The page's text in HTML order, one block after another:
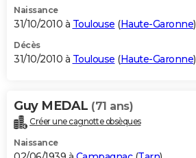
Naissance
31/10/2010 à Toulouse (Haute-Garonne)
Décès
31/10/2010 à Toulouse (Haute-Garonne)
Guy MEDAL (71 ans)
Créer une cagnotte obsèques
Naissance